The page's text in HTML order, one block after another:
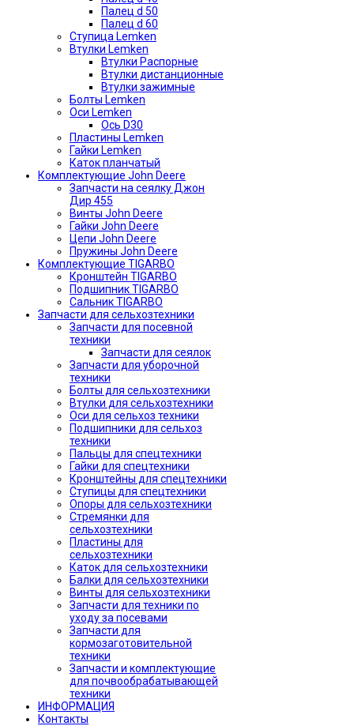
Палец d 50
Палец d 60
Ступица Lemken
Втулки Lemken
Втулки Распорные
Втулки дистанционные
Втулки зажимные
Болты Lemken
Оси Lemken
Ось D30
Пластины Lemken
Гайки Lemken
Каток планчатый
Комплектующие John Deere
Запчасти на сеялку Джон
Дир 455
Винты John Deere
Гайки John Deere
Цепи John Deere
Пружины John Deere
Комплектующие TIGARBO
Кронштейн TIGARBO
Подшипник TIGARBO
Сальник TIGARBO
Запчасти для сельхозтехники
Запчасти для посевной
техники
Запчасти для сеялок
Запчасти для уборочной
техники
Болты для сельхозтехники
Втулки для сельхозтехники
Оси для сельхоз техники
Подшипники для сельхоз
техники
Пальцы для спецтехники
Гайки для спецтехники
Кронштейны для спецтехники
Ступицы для спецтехники
Опоры для сельхозтехники
Стремянки для
сельхозтехники
Пластины для
сельхозтехники
Каток для сельхозтехники
Балки для сельхозтехники
Винты для сельхозтехники
Запчасти для техники по
уходу за посевами
Запчасти для
кормозаготовительной
техники
Запчасти и комплектующие
для почвообрабатывающей
техники
ИНФОРМАЦИЯ
Контакты